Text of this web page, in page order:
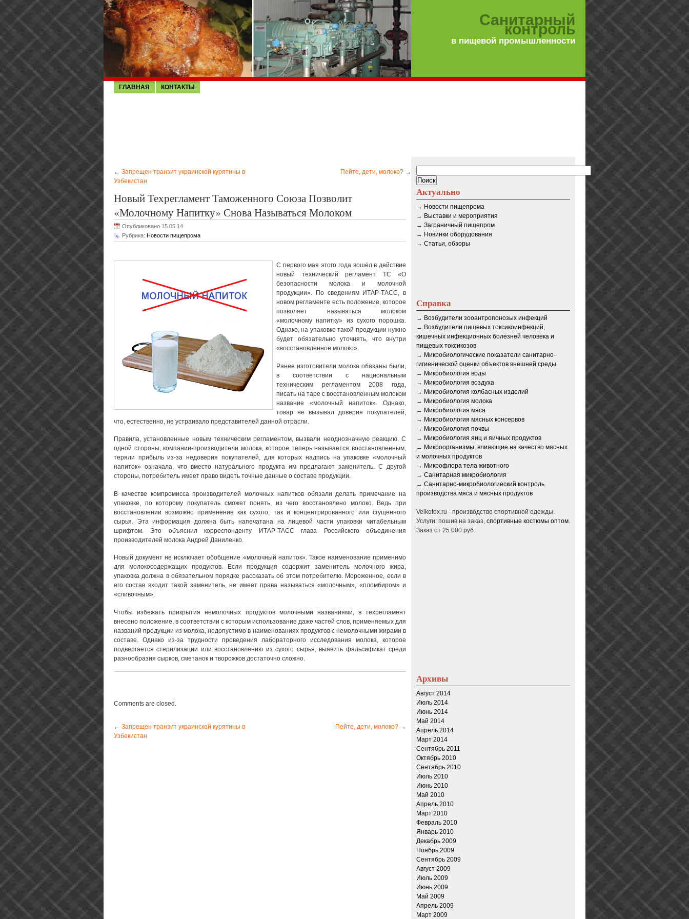
Санитарный
контроль
в пищевой промышленности
ГЛАВНАЯ КОНТАКТЫ
← Запрещен транзит украинской курятины в
Узбекистан
Пейте, дети, молоко? →
Новый Техрегламент Таможенного Союза Позволит
«молочному Напитку» Снова Называться Молоком
Опубликовано 15.05.14
Рубрика: Новости пищепрома
С первого мая этого года вошёл в действие
новый технический регламент ТС «О
безопасности молока и молочной
продукции». По сведениям ИТАР-ТАСС, в
новом регламенте есть положение, которое
позволяет называться молоком
«молочному напитку» из сухого порошка.
Однако, на упаковке такой продукции нужно
будет обязательно уточнять, что внутри
«восстановленное молоко».
Ранее изготовители молока обязаны были,
в соответствии с национальным
техническим регламентом 2008 года,
писать на таре с восстановленным молоком
название «молочный напиток». Однако,
товар не вызывал доверия покупателей,
что, естественно, не устраивало представителей данной отрасли.
Правила, установленные новым техническим регламентом, вызвали неоднозначную реакцию. С
одной стороны, компании-производители молока, которое теперь называется восстановленным,
теряли прибыль из-за недоверия покупателей, для которых надпись на упаковке «молочный
напиток» означала, что вместо натурального продукта им предлагают заменитель. С другой
стороны, потребитель имеет право видеть точные данные о составе продукции.
В качестве компромисса производителей молочных напитков обязали делать примечание на
упаковке, по которому покупатель сможет понять, из чего восстановлено молоко. Ведь при
восстановлении возможно применение как сухого, так и концентрированного или сгущенного
сырья. Эта информация должна быть напечатана на лицевой части упаковки читабельным
шрифтом. Это объяснил корреспонденту ИТАР-ТАСС глава Российского объединения
производителей молока Андрей Даниленко.
Новый документ не исключает обобщение «молочный напиток». Такое наименование применимо
для молокосодержащих продуктов. Если продукция содержит заменитель молочного жира,
упаковка должна в обязательном порядке рассказать об этом потребителю. Мороженное, если в
его состав входит такой заменитель, не имеет права называться «молочным», «пломбиром» и
«сливочным».
Чтобы избежать прикрытия немолочных продуктов молочными названиями, в техрегламент
внесено положение, в соответствии с которым использование даже частей слов, применяемых для
названий продукции из молока, недопустимо в наименованиях продуктов с немолочными жирами в
составе. Однако из-за трудности проведения лабораторного исследования молока, которое
подвергается стерилизации или восстановлению из сухого сырья, выявить фальсификат среди
разнообразия сырков, сметанок и творожков достаточно сложно.
Comments are closed.
← Запрещен транзит украинской курятины в
Узбекистан
Пейте, дети, молоко? →
Актуально
→ Новости пищепрома
→ Выставки и мероприятия
→ Заграничный пищепром
→ Новинки оборудования
→ Статьи, обзоры
Справка
→ Возбудители зооантропонозых инфекций
→ Возбудители пищевых токсикоинфекций,
кишечных инфекционных болезней человека и
пищевых токсикозов
→ Микробиологические показатели санитарно-
гигиенической оценки объектов внешней среды
→ Микробиология воды
→ Микробиология воздуха
→ Микробиология колбасных изделий
→ Микробиология молока
→ Микробиология мяса
→ Микробиология мясных консервов
→ Микробиология почвы
→ Микробиология яиц и яичных продуктов
→ Микроорганизмы, влияющие на качество мясных
и молочных продуктов
→ Микрофлора тела животного
→ Санитарная микробиология
→ Санитарно-микробиологиеский контроль
производства мяса и мясных продуктов
Velkotex.ru - производство спортивной одежды.
Услуги: пошив на заказ, спортивные костюмы оптом.
Заказ от 25 000 руб.
Архивы
Август 2014
Июль 2014
Июнь 2014
Май 2014
Апрель 2014
Март 2014
Сентябрь 2011
Октябрь 2010
Сентябрь 2010
Июль 2010
Июнь 2010
Май 2010
Апрель 2010
Март 2010
Февраль 2010
Январь 2010
Декабрь 2009
Ноябрь 2009
Сентябрь 2009
Август 2009
Июль 2009
Июнь 2009
Май 2009
Апрель 2009
Март 2009